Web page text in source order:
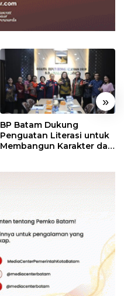
»
BP Batam Dukung
Penguatan Literasi untuk
Membangun Karakter dan